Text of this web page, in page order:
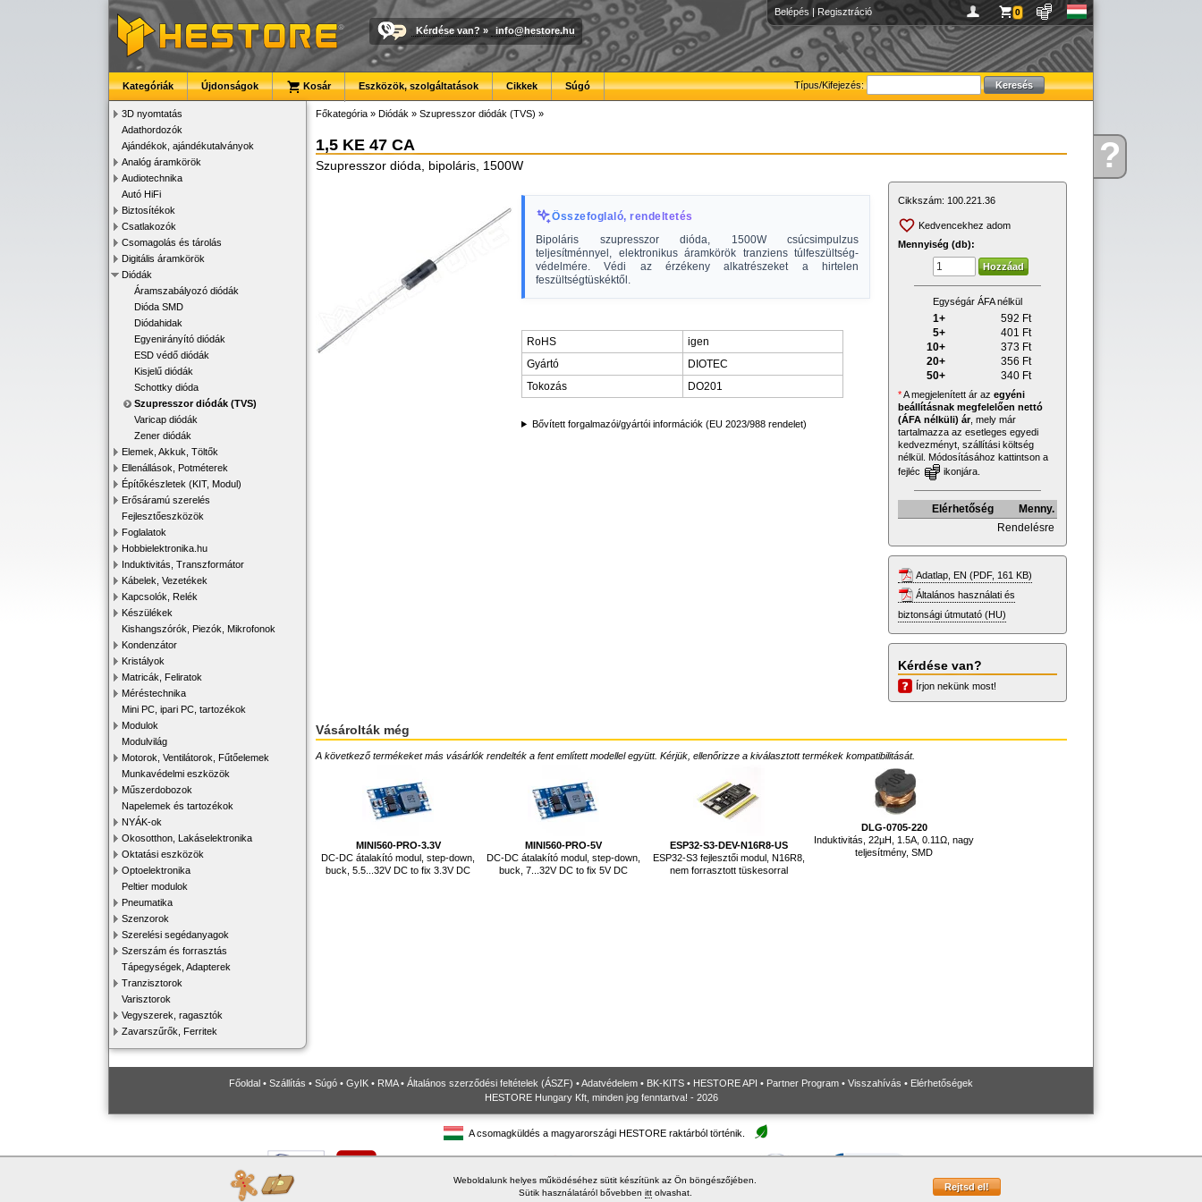
Kérdése?
Belépés | Regisztráció 0
Kérdése van? » info@hestore.hu
Típus/Kifejezés:
Kategóriák Újdonságok Kosár Eszközök, szolgáltatások Cikkek Súgó
3D nyomtatás
Adathordozók
Ajándékok, ajándékutalványok
Analóg áramkörök
Audiotechnika
Autó HiFi
Biztosítékok
Csatlakozók
Csomagolás és tárolás
Digitális áramkörök
Diódák
Áramszabályozó diódák
Dióda SMD
Diódahidak
Egyenirányító diódák
ESD védő diódák
Kisjelű diódák
Schottky dióda
Szupresszor diódák (TVS)
Varicap diódák
Zener diódák
Elemek, Akkuk, Töltők
Ellenállások, Potméterek
Építőkészletek (KIT, Modul)
Erősáramú szerelés
Fejlesztőeszközök
Foglalatok
Hobbielektronika.hu
Induktivitás, Transzformátor
Kábelek, Vezetékek
Kapcsolók, Relék
Készülékek
Kishangszórók, Piezók, Mikrofonok
Kondenzátor
Kristályok
Matricák, Feliratok
Méréstechnika
Mini PC, ipari PC, tartozékok
Modulok
Modulvilág
Motorok, Ventilátorok, Fűtőelemek
Munkavédelmi eszközök
Műszerdobozok
Napelemek és tartozékok
NYÁK-ok
Okosotthon, Lakáselektronika
Oktatási eszközök
Optoelektronika
Peltier modulok
Pneumatika
Szenzorok
Szerelési segédanyagok
Szerszám és forrasztás
Tápegységek, Adapterek
Tranzisztorok
Varisztorok
Vegyszerek, ragasztók
Zavarszűrők, Ferritek
Főkategória » Diódák » Szupresszor diódák (TVS) »
1,5 KE 47 CA
Szupresszor dióda, bipoláris, 1500W
Összefoglaló, rendeltetés
Bipoláris szupresszor dióda, 1500W csúcsimpulzus
teljesítménnyel, elektronikus áramkörök tranziens túlfeszültség-
védelmére. Védi az érzékeny alkatrészeket a hirtelen
feszültségtüskéktől.
RoHS
igen
Gyártó
DIOTEC
Tokozás
DO201
Bővített forgalmazói/gyártói információk (EU 2023/988 rendelet)
Cikkszám: 100.221.36
Kedvencekhez adom
Mennyiség (db):
Egységár ÁFA nélkül
1+ 592 Ft
5+
401 Ft
10+
373 Ft
20+
356 Ft
50+
340 Ft
*A megjelenített ár az egyéni
beállításnak megfelelően nettó
(ÁFA nélküli) ár, mely már
tartalmazza az esetleges egyedi
kedvezményt, szállítási költség
nélkül. Módosításához kattintson a
fejléc
ikonjára.
Elérhetőség
Menny.
Rendelésre
Adatlap, EN (PDF, 161 KB)
Általános használati és
biztonsági útmutató (HU)
Kérdése van?
Írjon nekünk most!
Vásárolták még
A következő termékeket más vásárlók rendelték a fent említett modellel együtt. Kérjük, ellenőrizze a kiválasztott termékek kompatibilitását.
MINI560-PRO-3.3V
DC-DC átalakító modul, step-down,
buck, 5.5...32V DC to fix 3.3V DC
MINI560-PRO-5V
DC-DC átalakító modul, step-down,
buck, 7...32V DC to fix 5V DC
ESP32-S3-DEV-N16R8-US
ESP32-S3 fejlesztői modul, N16R8,
nem forrasztott tüskesorral
DLG-0705-220
Induktivitás, 22µH, 1.5A, 0.11Ω, nagy
teljesítmény, SMD
Főoldal • Szállítás • Súgó • GyIK • RMA• Általános szerződési feltételek (ÁSZF) •Adatvédelem • BK-KITS • HESTORE API • Partner Program • Visszahívás • Elérhetőségek
HESTORE Hungary Kft, minden jog fenntartva! - 2026
Weboldalunk helyes működéséhez sütit készítünk az Ön böngészőjében.
Sütik használatáról bővebben ittolvashat.
A csomagküldés a magyarországi HESTORE raktárból történik.